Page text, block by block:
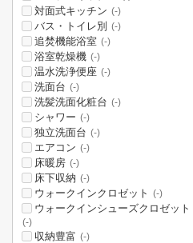
対面式キッチン (-)
バス・トイレ別 (-)
追焚機能浴室 (-)
浴室乾燥機 (-)
温水洗浄便座 (-)
洗面台 (-)
洗髪洗面化粧台 (-)
シャワー (-)
独立洗面台 (-)
エアコン (-)
床暖房 (-)
床下収納 (-)
ウォークインクロゼット (-)
ウォークインシューズクロゼット
(-)
収納豊富 (-)